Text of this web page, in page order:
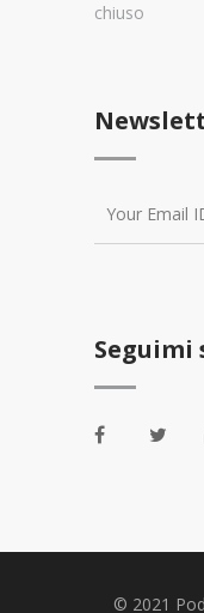
chiuso
Seguimi
© 2021